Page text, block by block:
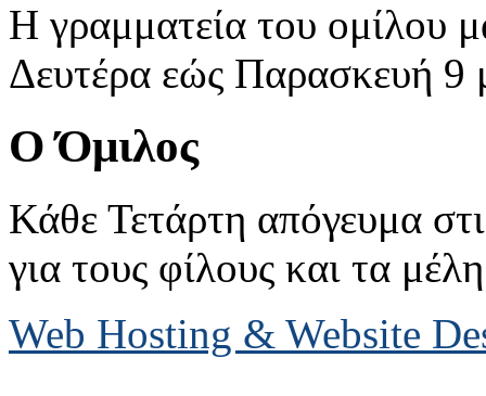
Η γραμματεία του ομίλου
Δευτέρα εώς Παρασκευή 9
Ο Όμιλος
Κάθε Τετάρτη απόγευμα
για τους φίλους και τα
Web Hosting & Website